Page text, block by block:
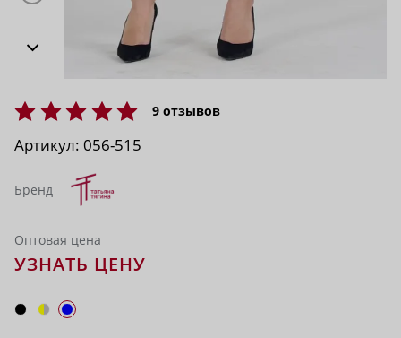
9 отзывов
Артикул: 056-515
Бренд
Оптовая цена
УЗНАТЬ ЦЕНУ